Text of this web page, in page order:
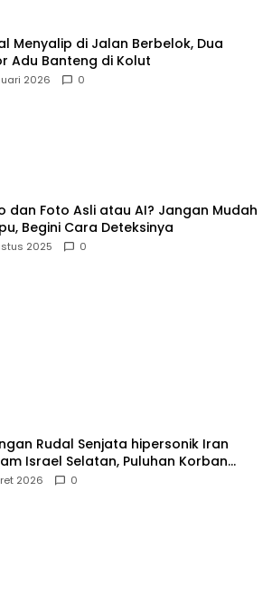
Menyalip di Jalan Berbelok, Dua
Adu Banteng di Kolut
2026 0
dan Foto Asli atau AI? Jangan Mudah
Begini Cara Deteksinya
2025 0
Rudal Senjata hipersonik Iran
Israel Selatan, Puluhan Korban
Meninggal dan Ratusan Terluka
2026 0